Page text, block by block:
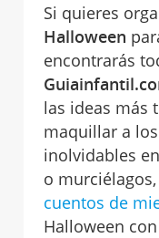
Si quieres
Halloween
encontrarás
las ideas más
maquillar a
inolvidables
o
cuentos de
Halloween